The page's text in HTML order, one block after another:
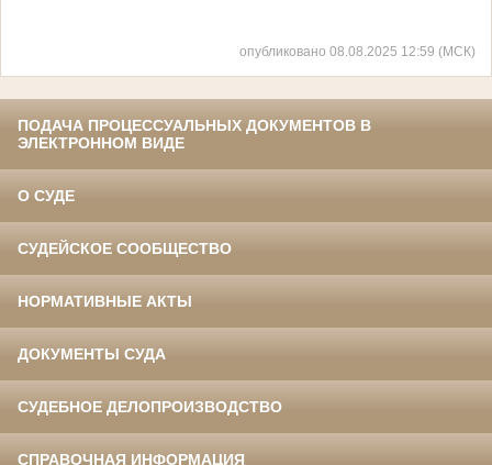
опубликовано 08.08.2025 12:59 (МСК)
ПОДАЧА ПРОЦЕССУАЛЬНЫХ ДОКУМЕНТОВ В
ЭЛЕКТРОННОМ ВИДЕ
О СУДЕ
СУДЕЙСКОЕ СООБЩЕСТВО
НОРМАТИВНЫЕ АКТЫ
ДОКУМЕНТЫ СУДА
СУДЕБНОЕ ДЕЛОПРОИЗВОДСТВО
СПРАВОЧНАЯ ИНФОРМАЦИЯ